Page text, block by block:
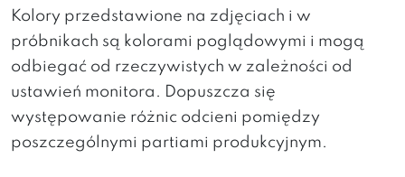
Kolory przedstawione na zdjęciach i w
próbnikach są kolorami poglądowymi i mogą
odbiegać od rzeczywistych w zależności od
ustawień monitora. Dopuszcza się
występowanie różnic odcieni pomiędzy
poszczególnymi partiami produkcyjnym.